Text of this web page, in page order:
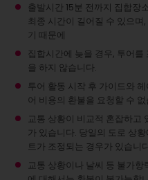
출발시간 15분 전까지 집합장
최종 시간이 길어질 수 있으
기 때문에
집합시간에 늦을 경우, 투어
을 하지 않습니다.
투어 활동 시작 후 가이드와
어 비용의 환불을 요청할 수
교통 상황이 비교적 혼잡하고
가 있습니다. 당일의 도로 상
트가 조정되는 경우가 있습니
교통 상황이나 날씨 등 불가